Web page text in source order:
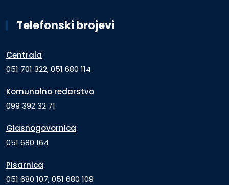
Telefonski brojevi
Centrala
051 701 322, 051 680 114
Komunalno redarstvo
099 392 32 71
Glasnogovornica
051 680 164
Pisarnica
051 680 107, 051 680 109